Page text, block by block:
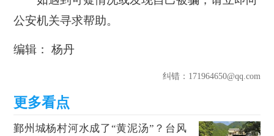
公安机关寻求帮助。
编辑： 杨丹
纠错：171964650@qq.com
鄞州城杨村河水成了“黄泥汤”？台风